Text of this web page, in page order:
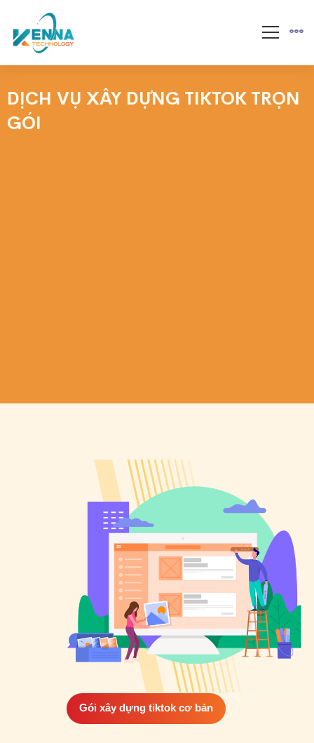
DỊCH VỤ XÂY DỰNG TIKTOK TRỌN
GÓI
Gói xây dựng tiktok cơ bản